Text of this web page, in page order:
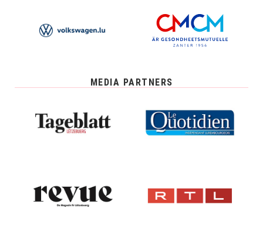
MEDIA PARTNERS